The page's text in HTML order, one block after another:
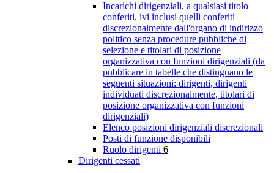
Incarichi dirigenziali, a qualsiasi titolo
conferiti, ivi inclusi quelli conferiti
discrezionalmente dall'organo di indirizzo
politico senza procedure pubbliche di
selezione e titolari di posizione
organizzativa con funzioni dirigenziali (da
pubblicare in tabelle che distinguano le
seguenti situazioni: dirigenti, dirigenti
individuati discrezionalmente, titolari di
posizione organizzativa con funzioni
dirigenziali)
Elenco posizioni dirigenziali discrezionali
Posti di funzione disponibili
Ruolo dirigenti 6
Dirigenti cessati